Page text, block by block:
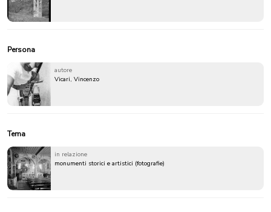
Persona
autore
Vicari, Vincenzo
Tema
in relazione
monumenti storici e artistici (fotografie)